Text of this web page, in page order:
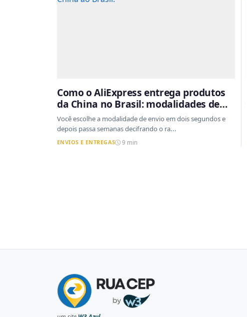
Como o AliExpress entrega produtos
da China no Brasil: modalidades de
envio, prazos reais e o que a Cainiao
tem a ver com isso
Você escolhe a modalidade de envio em dois segundos e
depois passa semanas decifrando o ra...
ENVIOS E ENTREGAS 9 min